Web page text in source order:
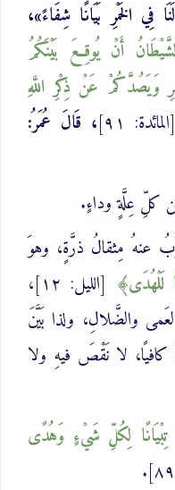
فِي الخَمْرِ بَيَانًا شِفَاءً»،
أَنْ يُوقِعَ بَيْنَكُمُ
وَيَصُدَّكُمْ عَنْ ذِكْرِ اللَّهِ
[المائدة: ٩١]
، قَالَ عُمَرُ:
كلِّ عِلَّةٍ وداءٍ.
عنهُ مِثقالُ ذرَّةٍ، وهوَ
‌لَلْهُدَى
[الليل: ١٢]،
والضَّلالِ، ولذا بَيَّنَ
كافيًا، لا نَقْصَ فيهِ ولا
‌تِبْيَانًا لِكُلِّ شَيْءٍ وَهُدًى